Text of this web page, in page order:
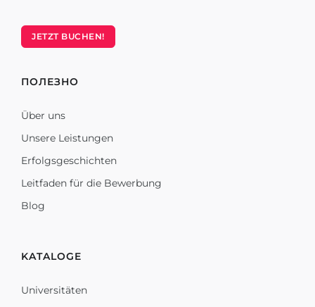
JETZT BUCHEN!
ПОЛЕЗНО
Über uns
Unsere Leistungen
Erfolgsgeschichten
Leitfaden für die Bewerbung
Blog
KATALOGE
Universitäten